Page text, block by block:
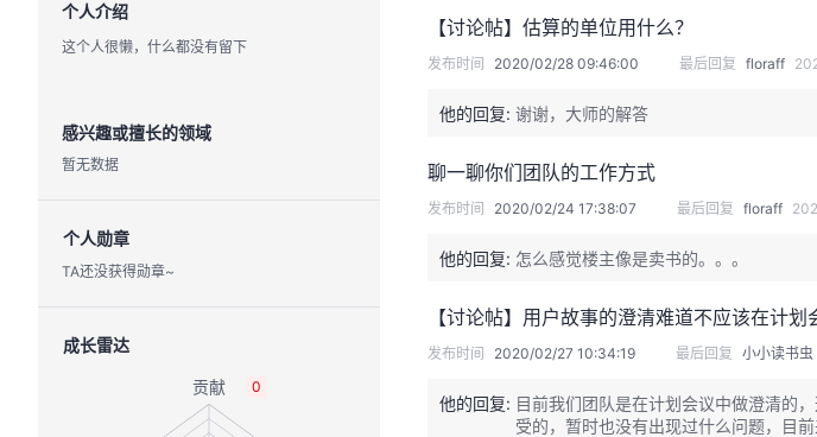
个人介绍
这个人很懒，什么都没有留下
感兴趣或擅长的领域
暂无数据
个人勋章
TA还没获得勋章~
成长雷达
0
【讨论帖】估算的单位用什么？
发布时间 2020/02/28 09:46:00 最后回复 floraff
他的回复: 谢谢，大师的解答
聊一聊你们团队的工作方式
发布时间 2020/02/24 17:38:07 最后回复 floraff
他的回复: 怎么感觉楼主像是卖书的。。。
【讨论帖】用户故事的澄清难道不应该在计划
发布时间 2020/02/27 10:34:19 最后回复 小小读书虫
他的回复: 目前我们团队是在计划会议中做澄清的
受的，暂时也没有出现过什么问题，目